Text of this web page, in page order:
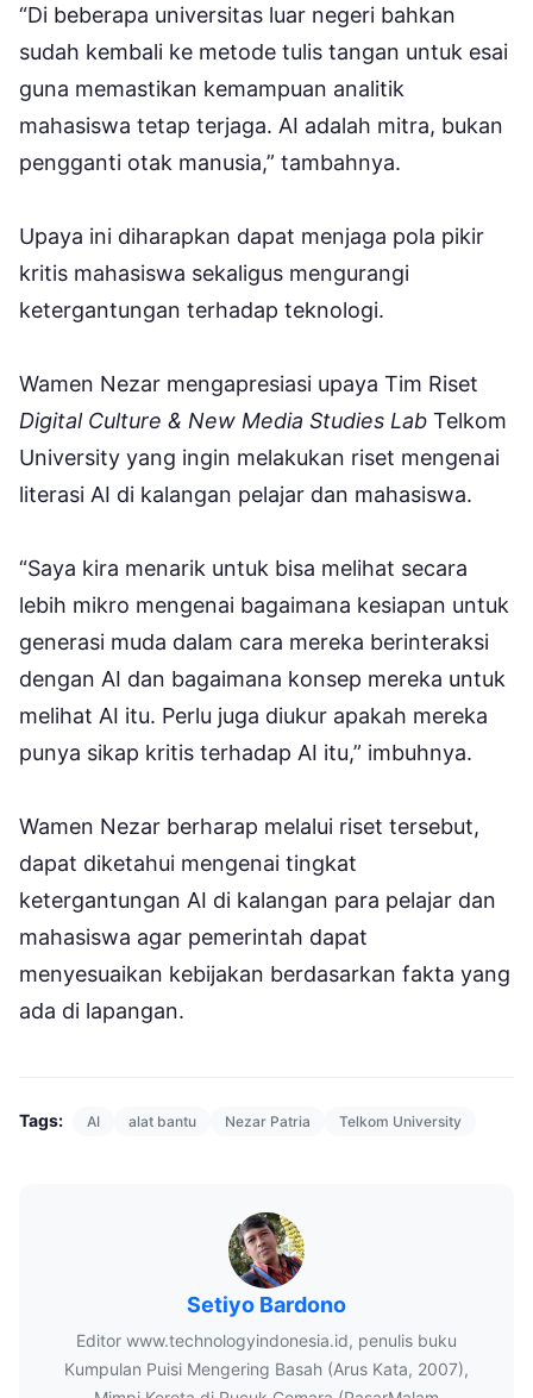
“Di beberapa universitas luar negeri bahkan
sudah kembali ke metode tulis tangan untuk esai
guna memastikan kemampuan analitik
mahasiswa tetap terjaga. AI adalah mitra, bukan
pengganti otak manusia,” tambahnya.
Upaya ini diharapkan dapat menjaga pola pikir
kritis mahasiswa sekaligus mengurangi
ketergantungan terhadap teknologi.
Wamen Nezar mengapresiasi upaya Tim Riset
Digital Culture & New Media Studies Lab Telkom
University yang ingin melakukan riset mengenai
literasi AI di kalangan pelajar dan mahasiswa.
“Saya kira menarik untuk bisa melihat secara
lebih mikro mengenai bagaimana kesiapan untuk
generasi muda dalam cara mereka berinteraksi
dengan AI dan bagaimana konsep mereka untuk
melihat AI itu. Perlu juga diukur apakah mereka
punya sikap kritis terhadap AI itu,” imbuhnya.
Wamen Nezar berharap melalui riset tersebut,
dapat diketahui mengenai tingkat
ketergantungan AI di kalangan para pelajar dan
mahasiswa agar pemerintah dapat
menyesuaikan kebijakan berdasarkan fakta yang
ada di lapangan.
Tags: AI alat bantu Nezar Patria Telkom University
Setiyo Bardono
Editor www.technologyindonesia.id, penulis buku
Kumpulan Puisi Mengering Basah (Arus Kata, 2007),